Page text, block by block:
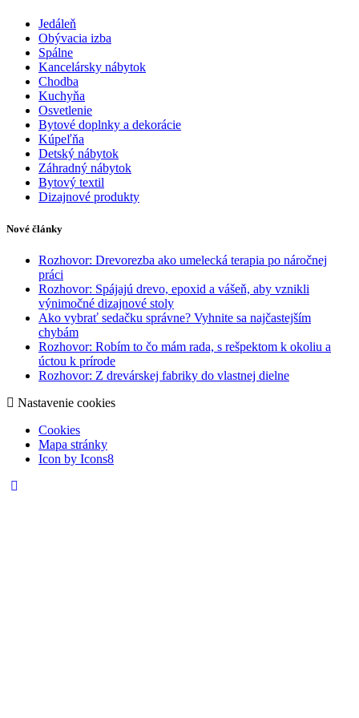
Jedáleň
Obývacia izba
Spálne
Kancelársky nábytok
Chodba
Kuchyňa
Osvetlenie
Bytové doplnky a dekorácie
Kúpeľňa
Detský nábytok
Záhradný nábytok
Bytový textil
Dizajnové produkty
Nové články
Rozhovor: Drevorezba ako umelecká terapia po náročnej
práci
Rozhovor: Spájajú drevo, epoxid a vášeň, aby vznikli
výnimočné dizajnové stoly
Ako vybrať sedačku správne? Vyhnite sa najčastejším
chybám
Rozhovor: Robím to čo mám rada, s rešpektom k okoliu a
úctou k prírode
Rozhovor: Z drevárskej fabriky do vlastnej dielne
Nastavenie cookies
Cookies
Mapa stránky
Icon by Icons8